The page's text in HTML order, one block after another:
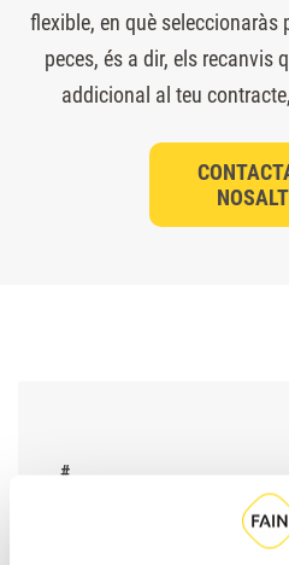
flexible, en què seleccionaràs
peces, és a dir, els recanvis
addicional al teu
#